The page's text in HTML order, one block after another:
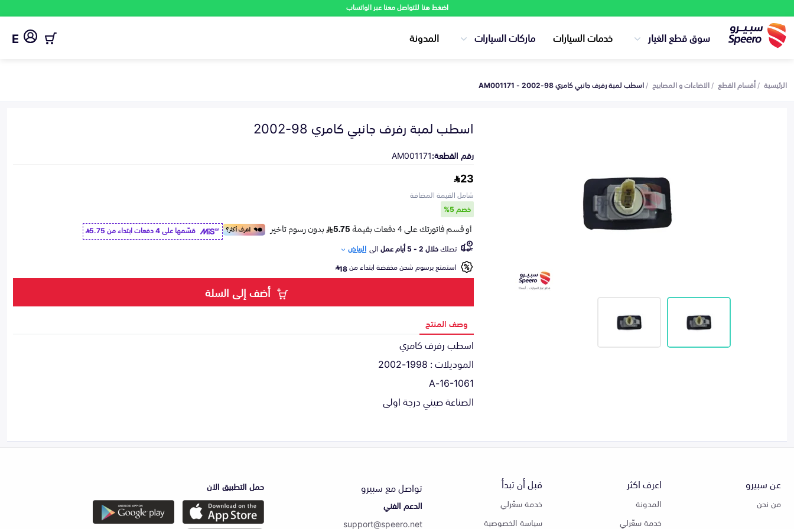
اضغط هنا للتواصل معنا عبر الواتساب
سوق قطع الغيار خدمات السيارات ماركات السيارات المدونة E
الرئيسية أقسام القطع الاضاءات و المصابيح اسطب لمبة رفرف جانبي كامري 98-2002 - AM001171
اسطب لمبة رفرف جانبي كامري 98-2002
رقم القطعة:AM001171
23
شامل القيمة المضافة
خصم 5%
قسّمها على 4 دفعات ابتداء من
5.75
تصلكخلال 2 - 5 أيام عمل الى الرياض
استمتع برسوم شحن مخفضة ابتداء من18
أضف إلى السلة
وصف المنتج
اسطب رفرف كامري
الموديلات : 1998-2002
16-1061-A
الصناعة صيني درجة اولى
عن سبيرو
من نحن
اعرف اكثر
المدونة
خدمة سعّرلي
قبل أن تبدأ
خدمة سعّرلي
سياسة الخصوصية
تواصل مع سبيرو
الدعم الفني
support@speero.net
حمل التطبيق الان